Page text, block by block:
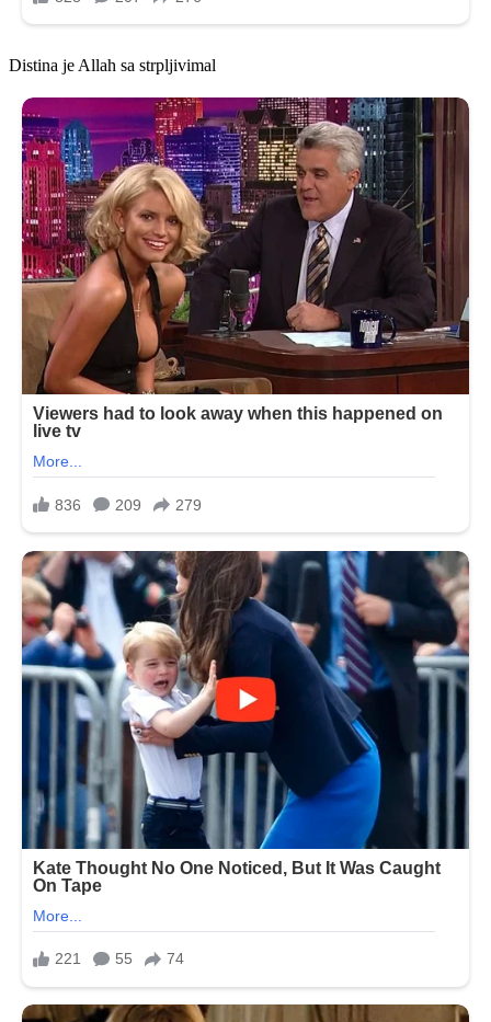
Distina je Allah sa strpljivimal